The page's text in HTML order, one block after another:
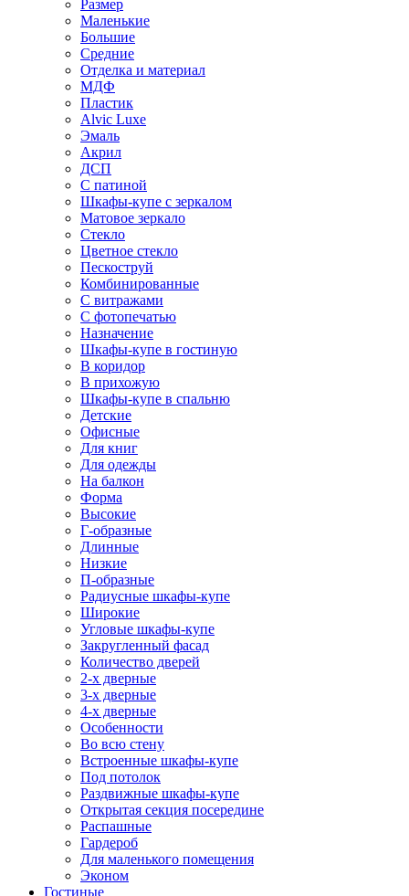
Размер
Маленькие
Большие
Средние
Отделка и материал
МДФ
Пластик
Alvic Luxe
Эмаль
Акрил
ДСП
С патиной
Шкафы-купе с зеркалом
Матовое зеркало
Стекло
Цветное стекло
Пескоструй
Комбинированные
С витражами
С фотопечатью
Назначение
Шкафы-купе в гостиную
В коридор
В прихожую
Шкафы-купе в спальню
Детские
Офисные
Для книг
Для одежды
На балкон
Форма
Высокие
Г-образные
Длинные
Низкие
П-образные
Радиусные шкафы-купе
Широкие
Угловые шкафы-купе
Закругленный фасад
Количество дверей
2-х дверные
3-х дверные
4-х дверные
Особенности
Во всю стену
Встроенные шкафы-купе
Под потолок
Раздвижные шкафы-купе
Открытая секция посередине
Распашные
Гардероб
Для маленького помещения
Эконом
Гостиные